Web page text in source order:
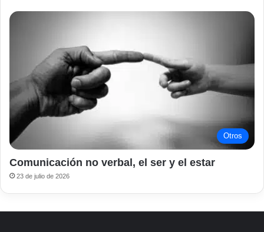
Otros
Comunicación no verbal, el ser y el estar
23 de julio de 2026